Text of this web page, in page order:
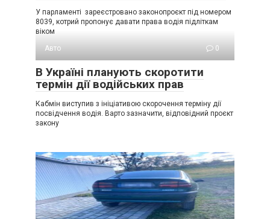
У парламенті зареєстровано законопроєкт під номером
8039, котрий пропонує давати права водія підліткам
віком
Авто
0
В Україні планують скоротити
термін дії водійських прав
Кабмін виступив з ініціативою скорочення терміну дії
посвідчення водія. Варто зазначити, відповідний проєкт
закону